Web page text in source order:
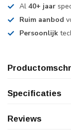
Al 40+ jaar
Ruim aanbod
Persoonlijk
Specificaties
Reviews